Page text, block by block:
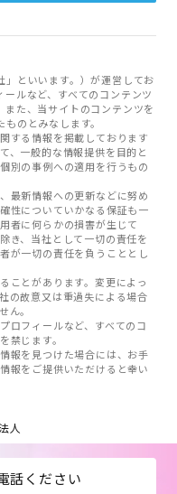
といいます。）が運営してお
ルなど、すべてのコンテンツ
た、当サイトのコンテンツを
のとみなします。
する情報を掲載しております
、一般的な情報提供を目的と
別の事例への適用を行うもの
最新情報への更新などに努め
性についていかなる保証も一
者に何らかの損害が生じて
き、当社として一切の責任を
が一切の責任を負うこととし
ことがあります。変更によっ
の故意又は重過失による場合
ん。
ロフィールなど、すべてのコ
禁じます。
報を見つけた場合には、お手
報をご提供いただけると幸い
人
話ください